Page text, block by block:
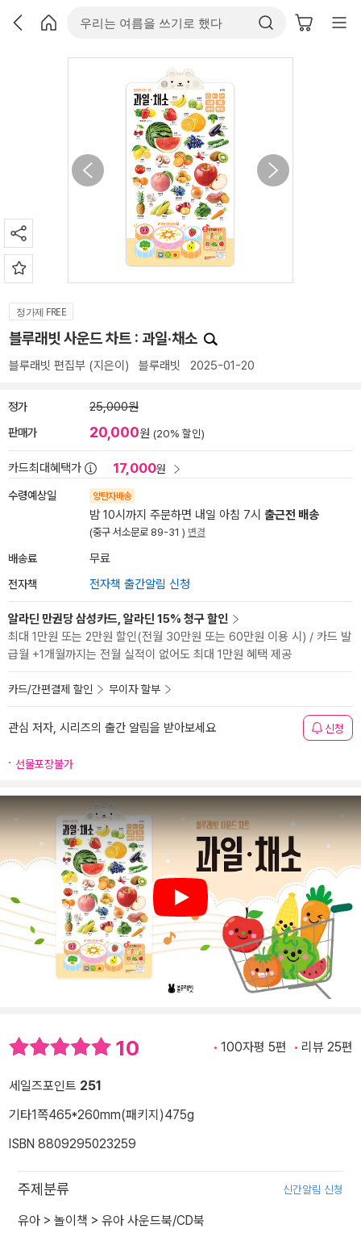
정가제 FREE
블루래빗 사운드 차트 : 과일·채소
블루래빗 편집부 (지은이) 블루래빗 2025-01-20
정가 25,000원
판매가 20,000원 (20% 할인)
카드최대혜택가 17,000원
수령예상일 양탄자배송
밤 10시까지 주문하면 내일 아침 7시 출근전 배송
(중구 서소문로 89-31 ) 변경
배송료 무료
전자책 전자책 출간알림 신청
알라딘 만권당 삼성카드, 알라딘 15% 청구 할인
최대 1만원 또는 2만원 할인(전월 30만원 또는 60만원 이용 시) / 카드 발
급월 +1개월까지는 전월 실적이 없어도 최대 1만원 혜택 제공
카드/간편결제 할인 무이자 할부
관심 저자, 시리즈의 출간 알림을 받아보세요 신청
선물포장불가
Play
10 100자평 5편 리뷰 25편
세일즈포인트 251
기타1쪽465*260mm(패키지)475g
ISBN 8809295023259
주제분류 신간알림 신청
유아 > 놀이책 > 유아 사운드북/CD북